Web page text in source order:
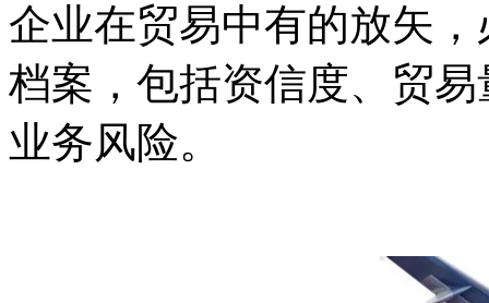
企业在贸易中有的放矢
档案，包括资信度、贸
业务风险。